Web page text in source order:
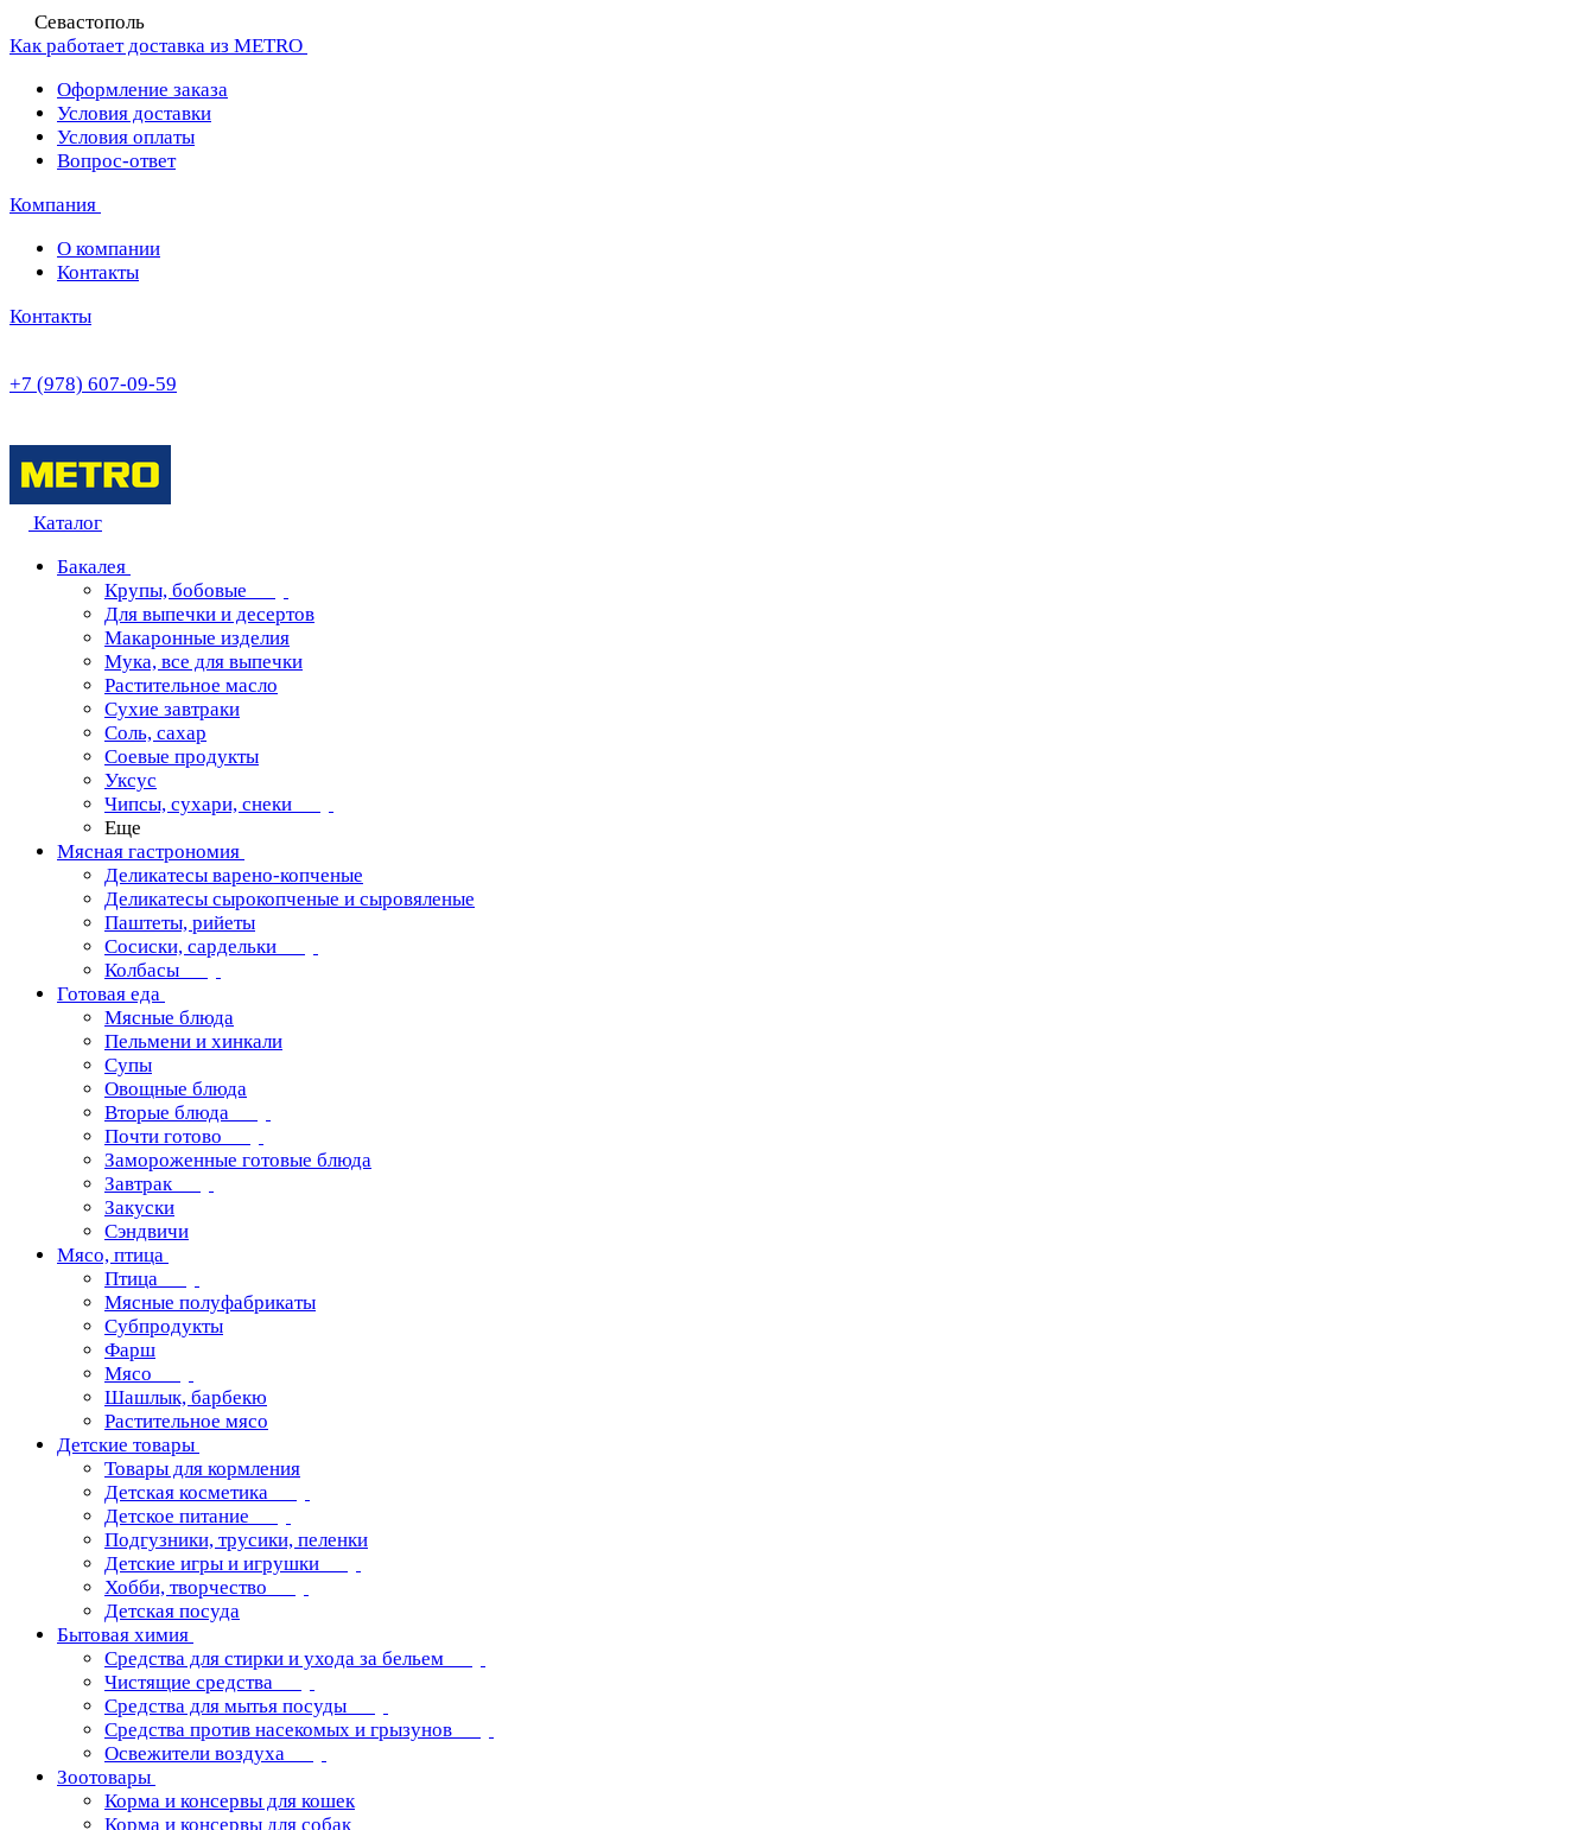
Севастополь
Как работает доставка из METRO
Оформление заказа
Условия доставки
Условия оплаты
Вопрос-ответ
Компания
О компании
Контакты
Контакты
+7 (978) 607-09-59
Каталог
Бакалея
Крупы, бобовые
Для выпечки и десертов
Макаронные изделия
Мука, все для выпечки
Растительное масло
Сухие завтраки
Соль, сахар
Соевые продукты
Уксус
Чипсы, сухари, снеки
Еще
Мясная гастрономия
Деликатесы варено-копченые
Деликатесы сырокопченые и сыровяленые
Паштеты, рийеты
Сосиски, сардельки
Колбасы
Готовая еда
Мясные блюда
Пельмени и хинкали
Супы
Овощные блюда
Вторые блюда
Почти готово
Замороженные готовые блюда
Завтрак
Закуски
Сэндвичи
Мясо, птица
Птица
Мясные полуфабрикаты
Субпродукты
Фарш
Мясо
Шашлык, барбекю
Растительное мясо
Детские товары
Товары для кормления
Детская косметика
Детское питание
Подгузники, трусики, пеленки
Детские игры и игрушки
Хобби, творчество
Детская посуда
Бытовая химия
Средства для стирки и ухода за бельем
Чистящие средства
Средства для мытья посуды
Средства против насекомых и грызунов
Освежители воздуха
Зоотовары
Корма и консервы для кошек
Корма и консервы для собак